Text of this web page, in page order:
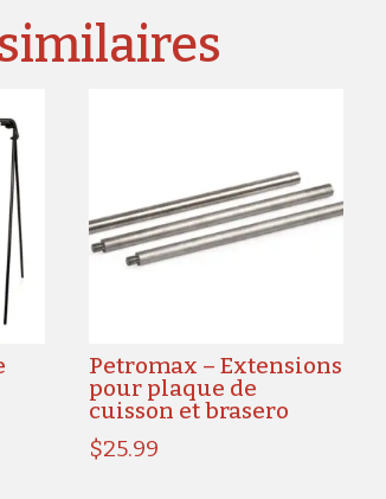
Petromax – Extensions
pour plaque de
cuisson et brasero
$25.99